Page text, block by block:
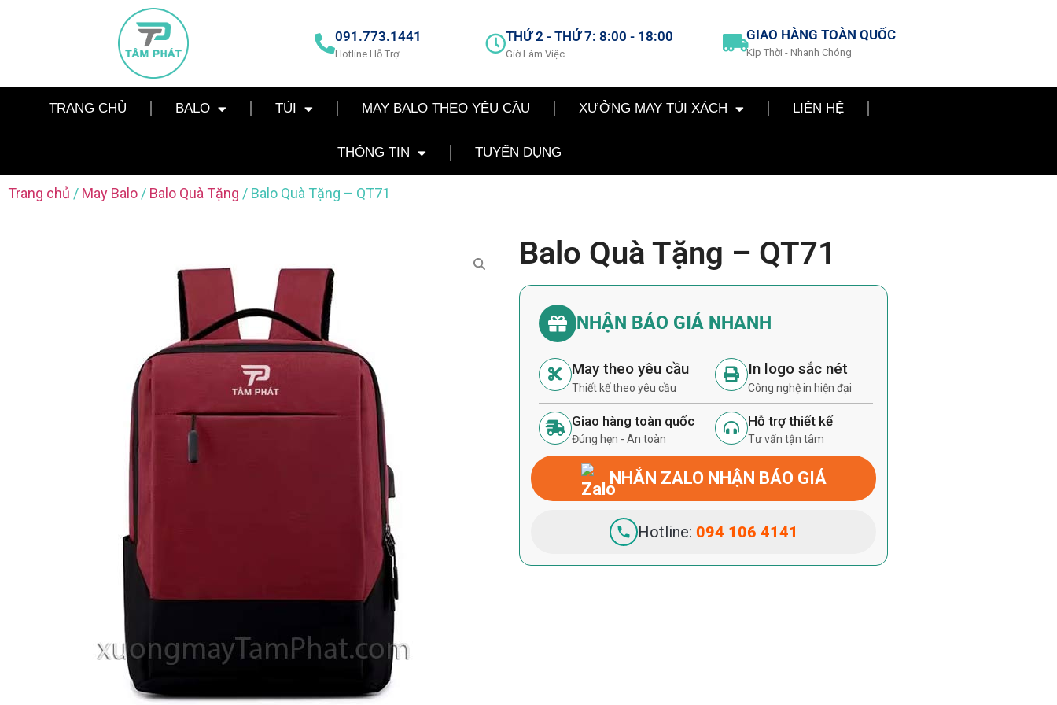
091.773.1441
Hotline Hỗ Trợ
THỨ 2 - THỨ 7: 8:00 - 18:00
Giờ Làm Việc
GIAO HÀNG TOÀN QUỐC
Kịp Thời - Nhanh Chóng
TRANG CHỦ BALO TÚI MAY BALO THEO YÊU CẦU XƯỞNG MAY TÚI XÁCH LIÊN HỆ
THÔNG TIN TUYỂN DỤNG
Trang chủ / May Balo / Balo Quà Tặng / Balo Quà Tặng – QT71
Balo Quà Tặng – QT71
NHẬN BÁO GIÁ NHANH
May theo yêu cầu
Thiết kế theo yêu cầu
In logo sắc nét
Công nghệ in hiện đại
Giao hàng toàn quốc
Đúng hẹn - An toàn
Hỗ trợ thiết kế
Tư vấn tận tâm
NHẮN ZALO NHẬN BÁO GIÁ
Hotline: 094 106 4141